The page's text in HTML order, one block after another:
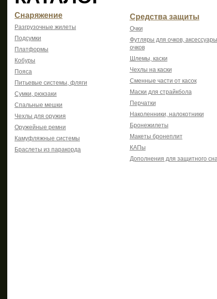
Снаряжение
Разгрузочные жилеты
Подсумки
Платформы
Кобуры
Пояса
Питьевые системы, фляги
Сумки, рюкзаки
Спальные мешки
Чехлы для оружия
Оружейные ремни
Камуфляжные системы
Браслеты из паракорда
Средства защиты
Очки
Футляры для очков,
очков
Шлемы, каски
Чехлы на каски
Сменные части от касок
Маски для страйкбола
Перчатки
Наколенники, налокотники
Бронежилеты
Макеты бронеплит
КАПы
Дополнения для защитного